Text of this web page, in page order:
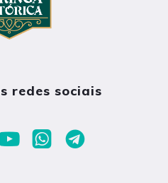
redes sociais